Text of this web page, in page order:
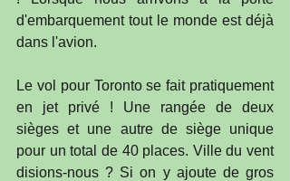
d'embarquement tout le monde est déjà
dans l'avion.
Le vol pour Toronto se fait pratiquement
en jet privé ! Une rangée de deux
sièges et une autre de siège unique
pour un total de 40 places. Ville du vent
disions-nous ? Si on y ajoute de gros